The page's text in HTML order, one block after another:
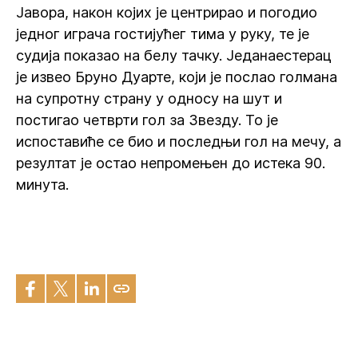
Јавора, након којих је центрирао и погодио
једног играча гостијућег тима у руку, те је
судија показао на белу тачку. Једанаестерац
је извео Бруно Дуарте, који је послао голмана
на супротну страну у односу на шут и
постигао четврти гол за Звезду. То је
испоставиће се био и последњи гол на мечу, а
резултат је остао непромењен до истека 90.
минута.